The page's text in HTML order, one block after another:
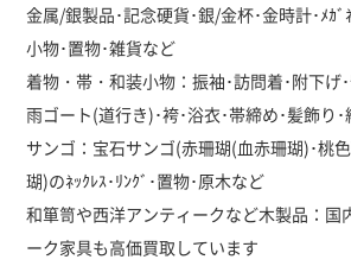
金属/銀製品･記念硬貨･銀/金杯･金時計･ﾒｶﾞ
小物･置物･雑貨など
着物・帯・和装小物：振袖･訪問着･附下げ
雨ゴート(道行き)･袴･浴衣･帯締め･髪飾り･
サンゴ：宝石サンゴ(赤珊瑚(血赤珊瑚)･桃
瑚)のﾈｯｸﾚｽ･ﾘﾝｸﾞ･置物･原木など
和箪笥や西洋アンティークなど木製品：国
ーク家具も高価買取しています